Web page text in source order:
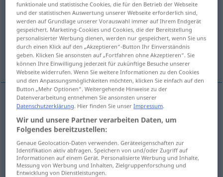
Kochtopfm
Übersicht aller Übersetzungen
(Für mehr Details die Übersetzung anklicken/antippen)
faitout, cocotte, marmite
faitoutm Kochtopf
cocottef Kochtopfaus Gusseisen
marmitef Kochtopfgrößer
funktionale und statistische Cookies, die für den Betrieb der Webseite
und der statistischen Auswertung unserer Webseite erforderlich sind,
werden auf Grundlage unserer Vorauswahl immer auf Ihrem Endgerät
gespeichert. Marketing-Cookies und Cookies, die der Bereitstellung
personalisierter Werbung dienen, werden nur gespeichert, wenn Sie uns
durch einen Klick auf den „Akzeptieren“-Button Ihr Einverständnis
geben. Klicken Sie ansonsten auf „Fortfahren ohne Akzeptieren“. Sie
können Ihre Einwilligung jederzeit für zukünftige Besuche unserer
Webseite widerrufen. Wenn Sie weitere Informationen zu den Cookies
und den Anpassungsmöglichkeiten möchten, klicken Sie einfach auf den
Button „Mehr Optionen“. Weitergehende Hinweise zu der
Datenverarbeitung entnehmen Sie ansonsten unserer
Datenschutzerklärung. Hier finden Sie unserImpressum.
Wir und unsere Partner verarbeiten Daten, um
Folgendes bereitzustellen:
Genaue Geolocation-Daten verwenden. Geräteeigenschaften zur
Identifikation aktiv abfragen. Speichern von und/oder Zugriff auf
Informationen auf einem Gerät. Personalisierte Werbung und Inhalte,
Messung von Werbung und Inhalten, Zielgruppenforschung und
Entwicklung von Dienstleistungen.